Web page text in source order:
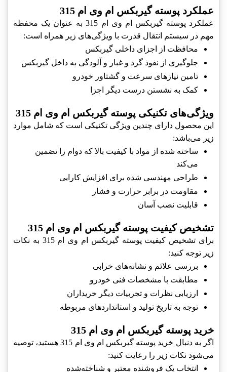
عملکرد پوسته گيربکس ام وی ام 315
عملکرد پوسته گيربکس ام وی ام 315 به عنوان یک محفظه
مهم در سیستم انتقال قدرت با ویژگی‌های زیر همراه است:
محافظت از اجزای داخلی گيربکس
جلوگیری از نفوذ گرد و غبار و آلودگی به داخل گيربکس
تامین نیازهای سرعت و گشتاور خودرو
کمک به نشستن درست دیگر اجزا
ویژگی‌های تکنیکی پوسته گيربکس ام وی ام 315
این محصول دارای چندین ویژگی تکنیکی است که شامل موارد
زیر می‌باشد:
ساخته شده از مواد با کیفیت بالا که دوام را تضمین
می‌کند
طراحی مهندسی شده برای افزایش کارایی
مقاومت در برابر حرارت و فشار
قابلیت نصب آسان
تشخیص کیفیت پوسته گيربکس ام وی ام 315
برای تشخیص کیفیت پوسته گيربکس ام وی ام 315 به نکات
زیر توجه کنید:
بررسی علائم و نشانه‌های خرابی
مطابقت با مشخصات فنی خودرو
ارزیابی نظرات و تجربیات دیگر خریداران
توجه به تاریخ تولید و استانداردهای مربوطه
خرید پوسته گيربکس ام وی ام 315
اگر به دنبال خرید پوسته گيربکس ام وی ام 315 هستید، توصیه
می‌شود نکات زیر را رعایت کنید:
انتخاب یک فروشنده معتبر و شناخته‌شده